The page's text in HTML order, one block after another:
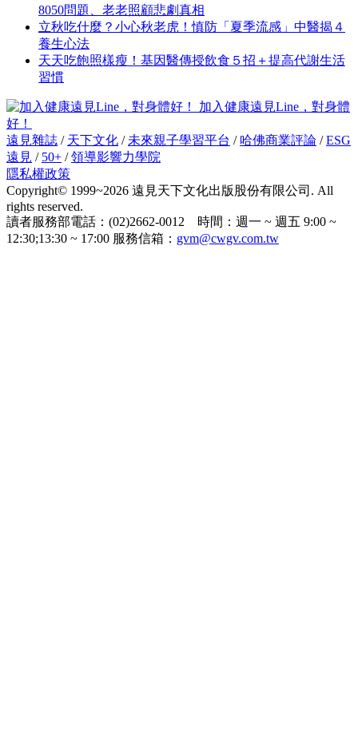
8050問題、老老照顧悲劇真相
立秋吃什麼？小心秋老虎！慎防「夏季流感」中醫揭４
養生心法
天天吃飽照樣瘦！基因醫傳授飲食５招＋提高代謝生活
習慣
加入健康遠見Line，對身體
好！
遠見雜誌 / 天下文化 / 未來親子學習平台 / 哈佛商業評論 /ESG
遠見 / 50+ /領導影響力學院
隱私權政策
Copyright© 1999~2026 遠見天下文化出版股份有限公司. All
rights reserved.
讀者服務部電話：(02)2662-0012 時間：週一 ~ 週五 9:00 ~
12:30;13:30 ~ 17:00 服務信箱： gvm@cwgv.com.tw